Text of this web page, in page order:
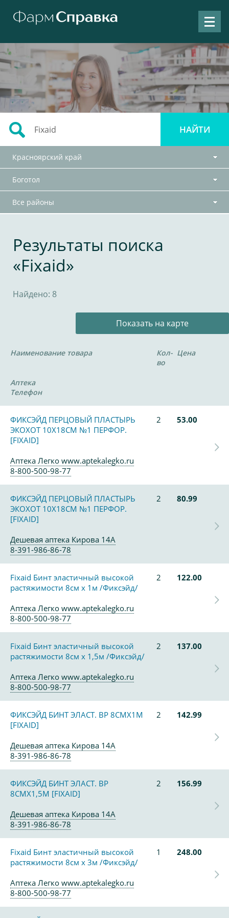
Красноярский край
Боготол
Все районы
Результаты поиска
«Fixaid»
Найдено: 8
Показать на карте
Наименование товара
Кол-
во
Цена
Аптека
Телефон
ФИКСЭЙД ПЕРЦОВЫЙ ПЛАСТЫРЬ
ЭКОХОТ 10Х18СМ №1 ПЕРФОР.
[FIXAID]
2 53.00
Аптека Легко www.aptekalegko.ru
8-800-500-98-77
ФИКСЭЙД ПЕРЦОВЫЙ ПЛАСТЫРЬ
ЭКОХОТ 10Х18СМ №1 ПЕРФОР.
[FIXAID]
2 80.99
Дешевая аптека Кирова 14А
8-391-986-86-78
Fixaid Бинт эластичный высокой
растяжимости 8см х 1м /Фиксэйд/
2 122.00
Аптека Легко www.aptekalegko.ru
8-800-500-98-77
Fixaid Бинт эластичный высокой
растяжимости 8см х 1,5м /Фиксэйд/
2 137.00
Аптека Легко www.aptekalegko.ru
8-800-500-98-77
ФИКСЭЙД БИНТ ЭЛАСТ. ВР 8СМХ1М
[FIXAID]
2 142.99
Дешевая аптека Кирова 14А
8-391-986-86-78
ФИКСЭЙД БИНТ ЭЛАСТ. ВР
8СМХ1,5М [FIXAID]
2 156.99
Дешевая аптека Кирова 14А
8-391-986-86-78
Fixaid Бинт эластичный высокой
растяжимости 8см х 3м /Фиксэйд/
1 248.00
Аптека Легко www.aptekalegko.ru
8-800-500-98-77